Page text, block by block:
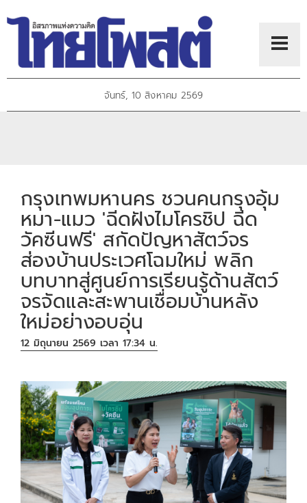
จันทร์, 10 สิงหาคม 2569
กรุงเทพมหานคร ชวนคนกรุงอุ้ม
หมา-แมว 'ฉีดฝังไมโครชิป ฉีด
วัคซีนฟรี' สกัดปัญหาสัตว์จร
ส่องบ้านประเวศโฉมใหม่ พลิก
บทบาทสู่ศูนย์การเรียนรู้ด้านสัตว์
จรจัดและสะพานเชื่อมบ้านหลัง
ใหม่อย่างอบอุ่น
12 มิถุนายน 2569 เวลา 17:34 น.